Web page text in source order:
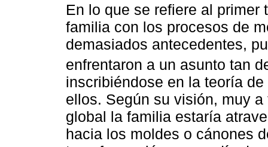
En lo que se refiere al
familia con los procesos de
demasiados antecedentes,
enfrentaron a un asunto tan
inscribiéndose en la teoría
ellos. Según su visión, muy
global la familia estaría
hacia los moldes o cánones